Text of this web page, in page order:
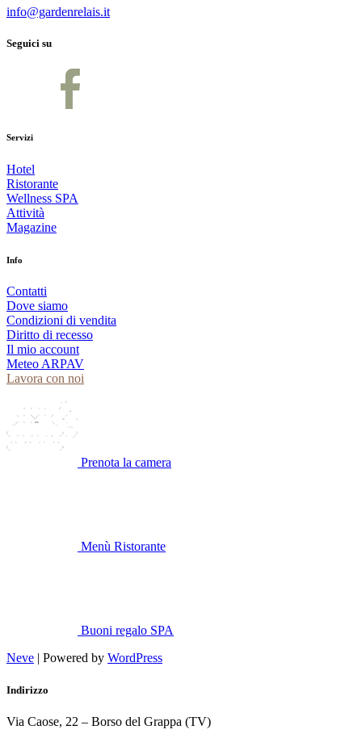
info@gardenrelais.it
Seguici su
Servizi
Hotel
Ristorante
Wellness SPA
Attività
Magazine
Info
Contatti
Dove siamo
Condizioni di vendita
Diritto di recesso
Il mio account
Meteo ARPAV
Lavora con noi
Prenota la camera
Menù Ristorante
Buoni regalo SPA
Neve | Powered by WordPress
Indirizzo
Via Caose, 22 – Borso del Grappa (TV)